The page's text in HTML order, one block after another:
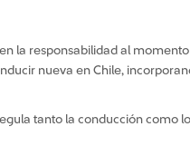
la responsabilidad al
nueva en Chile,
tanto la conducción como